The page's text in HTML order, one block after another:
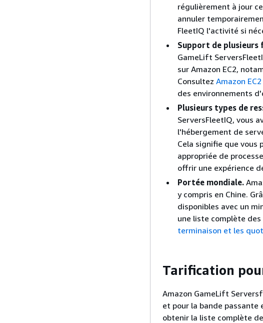
régulièrement à jour
annuler
FleetIQ l'activité si
Support de plusieurs
GameLift
sur Amazon EC2,
Consultez Amazon EC2
des environnements
Plusieurs types de
ServersFleetIQ, vous
l'hébergement de
Cela signifie que vous
appropriée de
offrir une expérience
Portée mondiale.
y compris en Chine.
disponibles avec un
une liste complète des
terminaison et les
Tarification
Amazon GameLift
et pour la bande
obtenir la liste complète